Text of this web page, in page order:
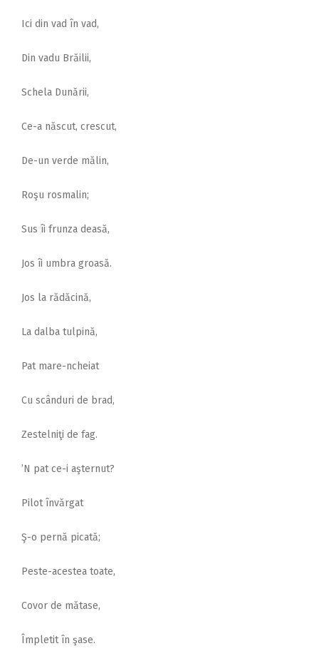
Ici din vad în vad,
Din vadu Brăilii,
Schela Dunării,
Ce-a născut, crescut,
De-un verde mălin,
Roşu rosmalin;
Sus îi frunza deasă,
Jos îi umbra groasă.
Jos la rădăcină,
La dalba tulpină,
Pat mare-ncheiat
Cu scânduri de brad,
Zestelniţi de fag.
’N pat ce-i aşternut?
Pilot învărgat
Ş-o pernă picată;
Peste-acestea toate,
Covor de mătase,
Împletit în şase.